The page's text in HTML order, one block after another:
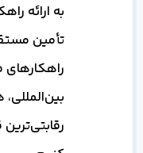
به ارائه
تأمین
راهکارهای